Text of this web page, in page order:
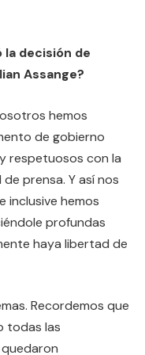
la decisión de
Assange?
hemos
de gobierno
respetuosos con la
prensa. Y así nos
inclusive hemos
profundas
haya libertad de
Recordemos que
todas las